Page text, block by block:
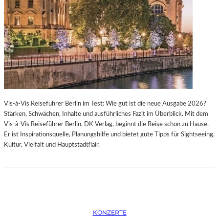
K
T
I
O
N
M
I
T
H
M
B
U
R
O
S
O
P
E
R
I
N
M
Ü
C
H
E
N
P
Vis-à-Vis Reiseführer Berlin im Test: Wie gut ist die neue Ausgabe 2026?
Stärken, Schwächen, Inhalte und ausführliches Fazit im Überblick. Mit dem
Vis-à-Vis Reiseführer Berlin, DK Verlag, beginnt die Reise schon zu Hause.
Er ist Inspirationsquelle, Planungshilfe und bietet gute Tipps für Sightseeing,
Kultur, Vielfalt und Hauptstadtflair.
KONZERTE